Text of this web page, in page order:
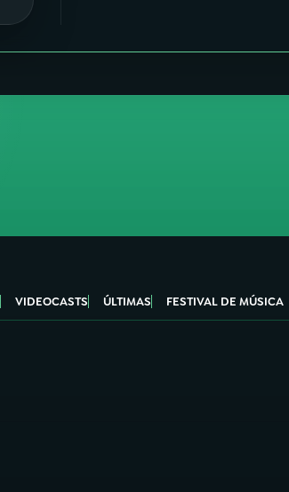
VIDEOCASTS ÚLTIMAS FESTIVAL DE MÚSICA